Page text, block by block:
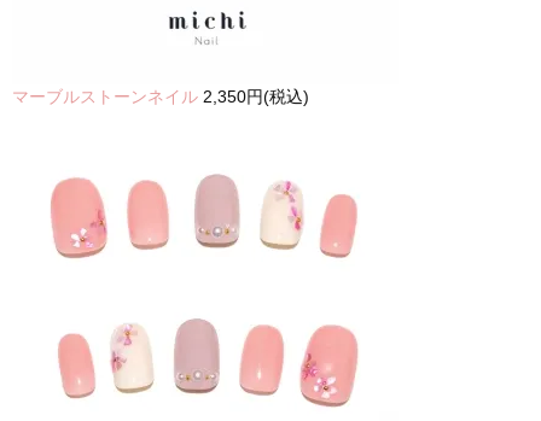
マーブルストーンネイル 2,350円(税込)